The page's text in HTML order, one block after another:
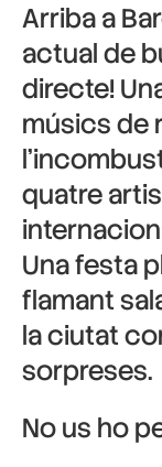
Arriba a
actual de
directe!
músics de
quatre
Una festa
flamant
la ciutat
sorpreses.
No us ho